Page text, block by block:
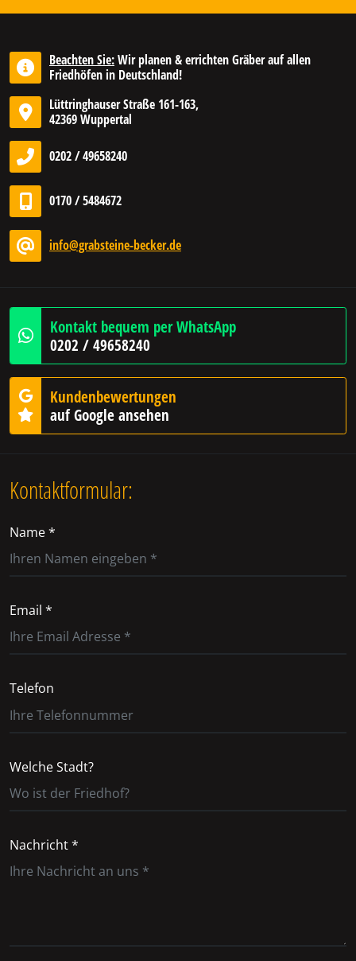
Beachten Sie:Wir planen & errichten Gräber auf allen
Friedhöfen in Deutschland!
Lüttringhauser Straße 161-163,
42369 Wuppertal
0202 / 49658240
0170 / 5484672
info@grabsteine-becker.de
Kontakt bequem per WhatsApp
0202 / 49658240
Kundenbewertungen
auf Google ansehen
Kontaktformular:
Name *
Email *
Telefon
Welche Stadt?
Nachricht *